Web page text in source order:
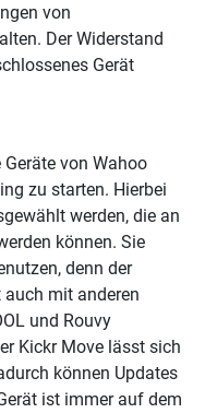
von
Der Widerstand
Gerät
von Wahoo
zu starten. Hierbei
werden, die an
können. Sie
denn der
mit anderen
und Rouvy
Kickr Move lässt sich
können Updates
ist immer auf dem